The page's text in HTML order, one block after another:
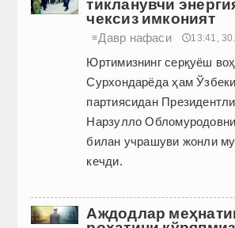
чексиз имконият
≡Давр нафаси 🕔13:41,
Юртимизнинг серқуёш
Сурхондарёда ҳам
партиясидан
Нарзулло
билан учрашуви жонли
кечди.
Аждодлар